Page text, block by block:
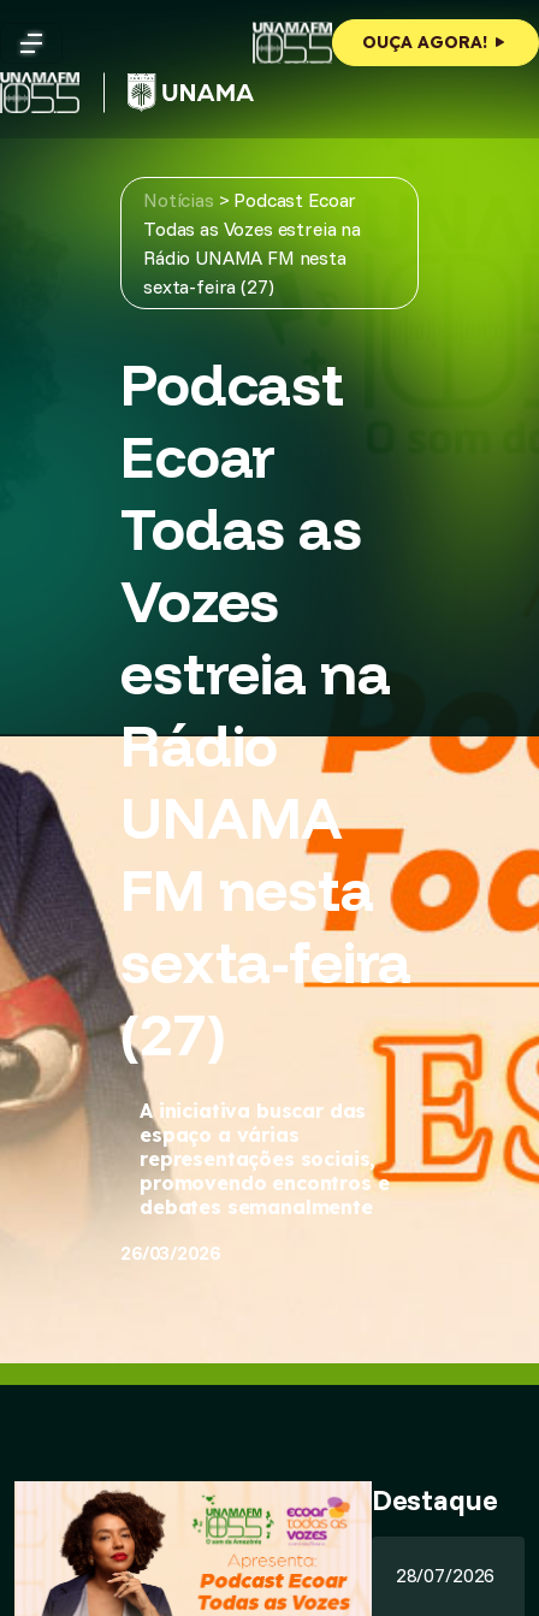
content
OUÇA AGORA!
Notícias > Podcast Ecoar
Todas as Vozes estreia na
Rádio UNAMA FM nesta
sexta-feira (27)
Podcast
Ecoar
Todas as
Vozes
estreia na
Rádio
UNAMA
FM nesta
sexta-feira
(27)
A iniciativa buscar das
espaço a várias
representações sociais,
promovendo encontros e
debates semanalmente
26/03/2026
Destaque
28/07/2026